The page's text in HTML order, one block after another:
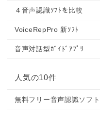
４音声認識ｿﾌﾄを比較
VoiceRepPro 新ｿﾌﾄ
音声対話型ｶﾞｲﾄﾞｱﾌﾟﾘ
人気の10件
無料フリー音声認識ソフト